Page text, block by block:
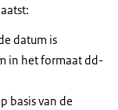
datum is
in het formaat dd-
basis van de